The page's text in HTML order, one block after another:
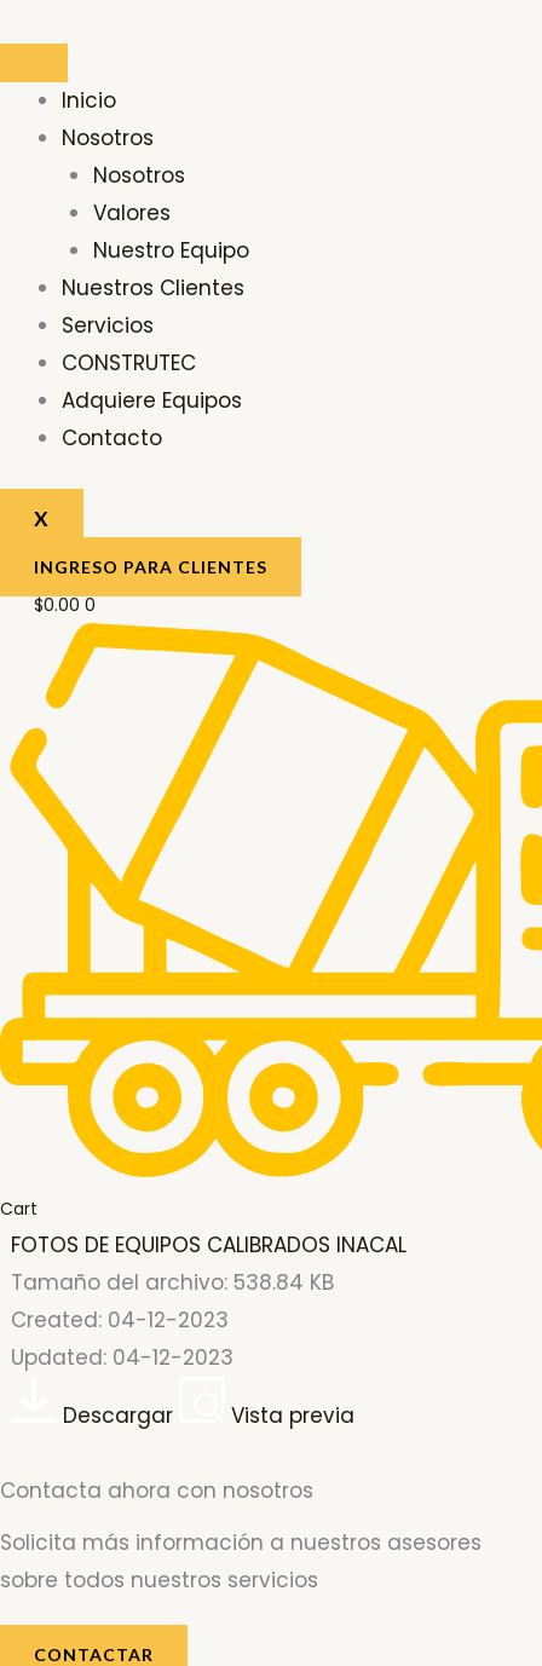
contenido
Inicio
Nosotros
Nosotros
Valores
Nuestro Equipo
Nuestros Clientes
Servicios
CONSTRUTEC
Adquiere Equipos
Contacto
X
INGRESO PARA CLIENTES
$0.00 0
Cart
FOTOS DE EQUIPOS CALIBRADOS INACAL
Tamaño del archivo: 538.84 KB
Created: 04-12-2023
Updated: 04-12-2023
Descargar
Vista previa
Contacta ahora con nosotros
Solicita más información a nuestros asesores
sobre todos nuestros servicios
CONTACTAR